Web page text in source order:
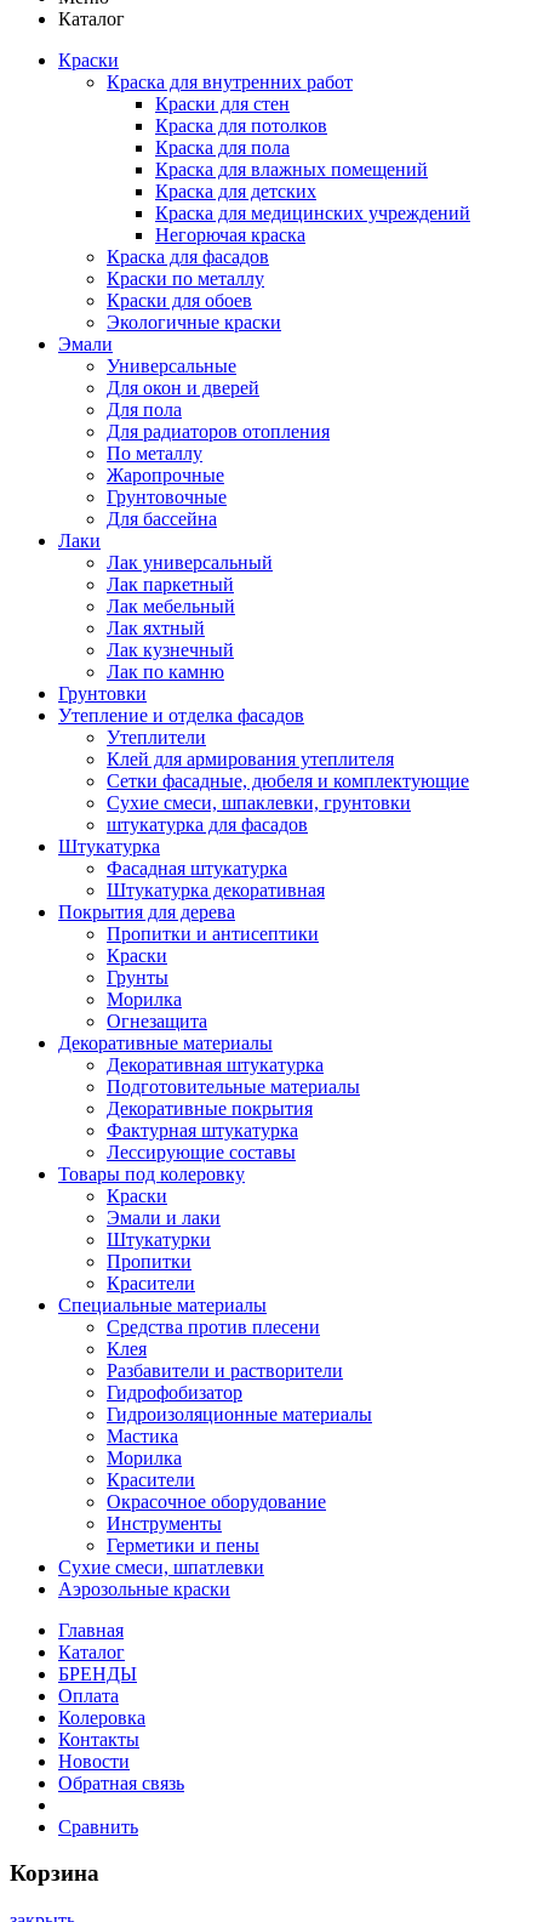
Каталог
Краски
Краска для внутренних работ
Краски для стен
Краска для потолков
Краска для пола
Краска для влажных помещений
Краска для детских
Краска для медицинских учреждений
Негорючая краска
Краска для фасадов
Краски по металлу
Краски для обоев
Экологичные краски
Эмали
Универсальные
Для окон и дверей
Для пола
Для радиаторов отопления
По металлу
Жаропрочные
Грунтовочные
Для бассейна
Лаки
Лак универсальный
Лак паркетный
Лак мебельный
Лак яхтный
Лак кузнечный
Лак по камню
Грунтовки
Утепление и отделка фасадов
Утеплители
Клей для армирования утеплителя
Сетки фасадные, дюбеля и комплектующие
Сухие смеси, шпаклевки, грунтовки
штукатурка для фасадов
Штукатурка
Фасадная штукатурка
Штукатурка декоративная
Покрытия для дерева
Пропитки и антисептики
Краски
Грунты
Морилка
Огнезащита
Декоративные материалы
Декоративная штукатурка
Подготовительные материалы
Декоративные покрытия
Фактурная штукатурка
Лессирующие составы
Товары под колеровку
Краски
Эмали и лаки
Штукатурки
Пропитки
Красители
Специальные материалы
Средства против плесени
Клея
Разбавители и растворители
Гидрофобизатор
Гидроизоляционные материалы
Мастика
Морилка
Красители
Окрасочное оборудование
Инструменты
Герметики и пены
Сухие смеси, шпатлевки
Аэрозольные краски
Главная
Каталог
БРЕНДЫ
Оплата
Колеровка
Контакты
Новости
Обратная связь
Сравнить
Корзина